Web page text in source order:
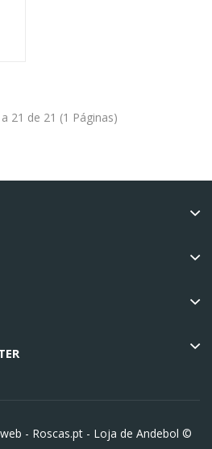
21 de 21 (1 Páginas)
- Roscas.pt - Loja de Andebol ©